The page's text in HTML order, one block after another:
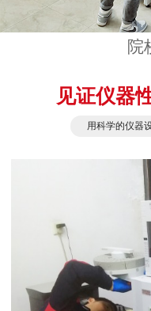
院
见证仪器
用科学的仪器